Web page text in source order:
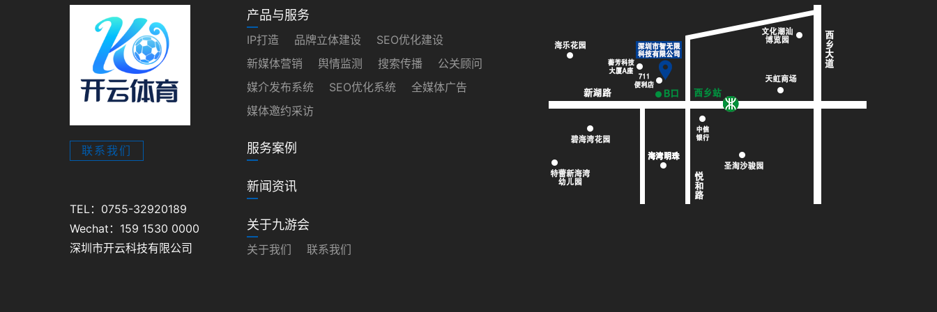
联系我们
TEL：0755-32920189
Wechat：159 1530 0000
深圳市开云科技有限公司
产品与服务
IP打造 品牌立体建设
SEO优化建设
新媒体营销
舆情监测 搜索传播
公关顾问
媒介发布系统
SEO优化系统
全媒体广告
媒体邀约采访
服务案例
新闻资讯
关于九游会
关于我们 联系我们